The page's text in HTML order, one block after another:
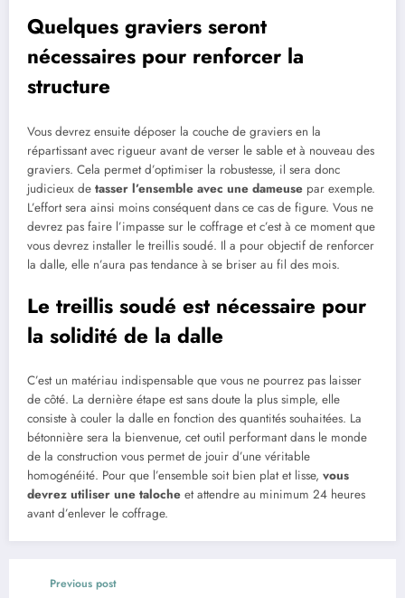
Quelques graviers seront
nécessaires pour renforcer la
structure
Vous devrez ensuite déposer la couche de graviers en la
répartissant avec rigueur avant de verser le sable et à nouveau des
graviers. Cela permet d’optimiser la robustesse, il sera donc
judicieux de tasser l’ensemble avec une dameuse par exemple.
L’effort sera ainsi moins conséquent dans ce cas de figure. Vous ne
devrez pas faire l’impasse sur le coffrage et c’est à ce moment que
vous devrez installer le treillis soudé. Il a pour objectif de renforcer
la dalle, elle n’aura pas tendance à se briser au fil des mois.
Le treillis soudé est nécessaire pour
la solidité de la dalle
C’est un matériau indispensable que vous ne pourrez pas laisser
de côté. La dernière étape est sans doute la plus simple, elle
consiste à couler la dalle en fonction des quantités souhaitées. La
bétonnière sera la bienvenue, cet outil performant dans le monde
de la construction vous permet de jouir d’une véritable
homogénéité. Pour que l’ensemble soit bien plat et lisse, vous
devrez utiliser une taloche et attendre au minimum 24 heures
avant d’enlever le coffrage.
Previous post